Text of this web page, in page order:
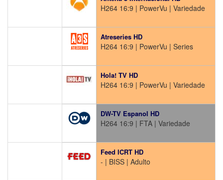
H264 16:9 | PowerVu | Variedade
Atreseries HD
H264 16:9 | PowerVu | Series
Hola! TV HD
H264 16:9 | PowerVu | Variedade
DW-TV Espanol HD
H264 16:9 | FTA | Variedade
Feed ICRT HD
- | BISS | Adulto